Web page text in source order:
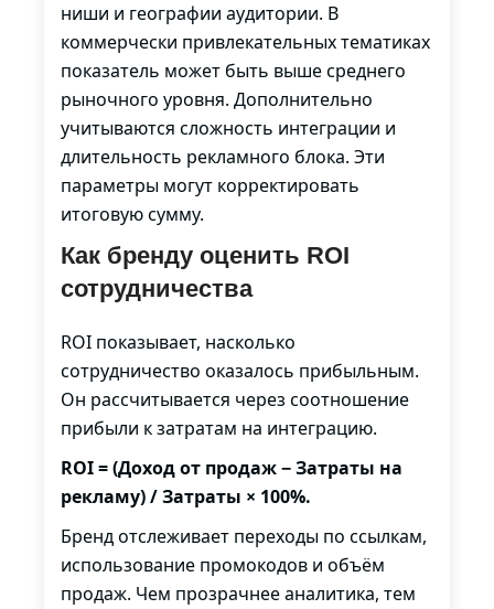
ниши и географии аудитории. В
коммерчески привлекательных тематиках
показатель может быть выше среднего
рыночного уровня. Дополнительно
учитываются сложность интеграции и
длительность рекламного блока. Эти
параметры могут корректировать
итоговую сумму.
Как бренду оценить ROI
сотрудничества
ROI показывает, насколько
сотрудничество оказалось прибыльным.
Он рассчитывается через соотношение
прибыли к затратам на интеграцию.
ROI = (Доход от продаж − Затраты на
рекламу) / Затраты × 100%.
Бренд отслеживает переходы по ссылкам,
использование промокодов и объём
продаж. Чем прозрачнее аналитика, тем